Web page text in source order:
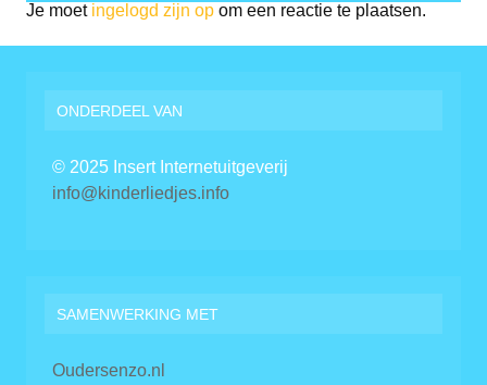
Je moet ingelogd zijn op om een reactie te plaatsen.
ONDERDEEL VAN
© 2025 Insert Internetuitgeverij
info@kinderliedjes.info
SAMENWERKING MET
Oudersenzo.nl